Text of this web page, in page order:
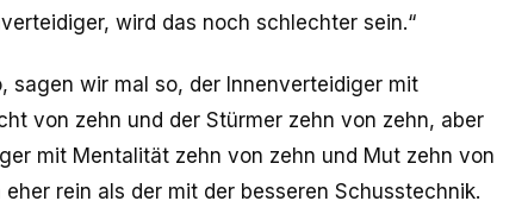
wird das noch schlechter sein.“
sagen wir mal so, der Innenverteidiger mit
von zehn und der Stürmer zehn von zehn, aber
mit Mentalität zehn von zehn und Mut zehn von
rein als der mit der besseren Schusstechnik.